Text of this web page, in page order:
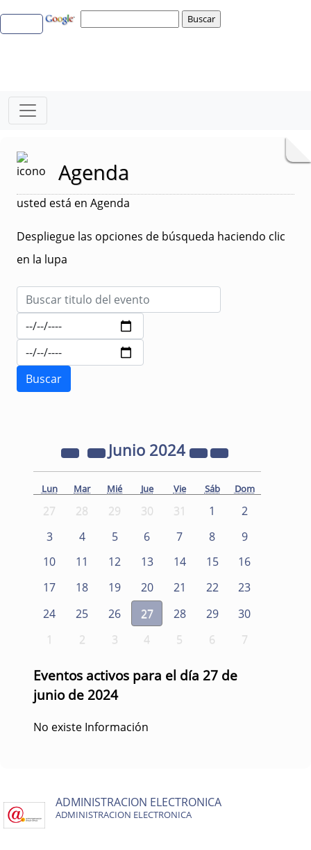
Agenda
usted está en Agenda
Despliegue las opciones de búsqueda haciendo clic
en la lupa
Junio 2024
Lun Mar Mié Jue Vie Sáb Dom
27 28 29 30 31 1
2
3
4 5 6 7 8
9
10
11 12 13 14 15
16
17
18 19 20 21 22
23
24
25 26 27 28 29
30
1
2 3 4 5 6 7
Eventos activos para el día 27 de
junio de 2024
No existe Información
ADMINISTRACION ELECTRONICA
ADMINISTRACION ELECTRONICA